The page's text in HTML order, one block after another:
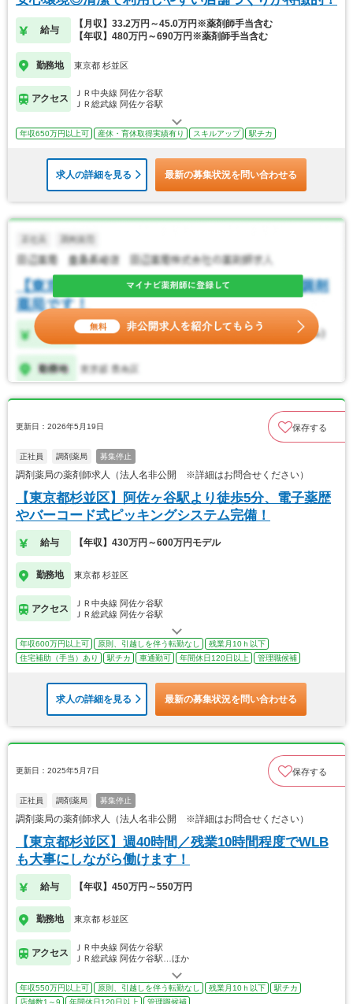
給与
【月収】33.2万円～45.0万円※薬剤師手当含む
【年収】480万円～690万円※薬剤師手当含む
勤務地 東京都 杉並区
アクセス
ＪＲ中央線 阿佐ケ谷駅
ＪＲ総武線 阿佐ケ谷駅
年収650万円以上可 産休・育休取得実績有り スキルアップ 駅チカ
求人の詳細を見る 最新の募集状況を問い合わせる
更新日：2026年5月19日 保存する
正社員 調剤薬局 募集停止
調剤薬局の薬剤師求人（法人名非公開 ※詳細はお問合せください）
【東京都杉並区】阿佐ヶ谷駅より徒歩5分、電子薬歴
やバーコード式ピッキングシステム完備！
給与 【年収】430万円～600万円モデル
勤務地 東京都 杉並区
アクセス
ＪＲ中央線 阿佐ケ谷駅
ＪＲ総武線 阿佐ケ谷駅
年収600万円以上可 原則、引越しを伴う転勤なし
残業月10ｈ以下
住宅補助（手当）あり
駅チカ 車通勤可 年間休日120日以上 管理職候補
求人の詳細を見る 最新の募集状況を問い合わせる
更新日：2025年5月7日 保存する
正社員 調剤薬局 募集停止
調剤薬局の薬剤師求人（法人名非公開 ※詳細はお問合せください）
【東京都杉並区】週40時間／残業10時間程度でWLB
も大事にしながら働けます！
給与 【年収】450万円～550万円
勤務地 東京都 杉並区
アクセス
ＪＲ中央線 阿佐ケ谷駅
ＪＲ総武線 阿佐ケ谷駅…ほか
年収550万円以上可 原則、引越しを伴う転勤なし 残業月10ｈ以下
駅チカ
店舗数1～9
年間休日120日以上 管理職候補